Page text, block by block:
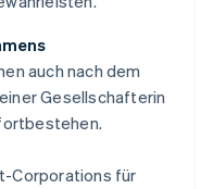
auch nach dem
Gesellschafterin
Corporations für